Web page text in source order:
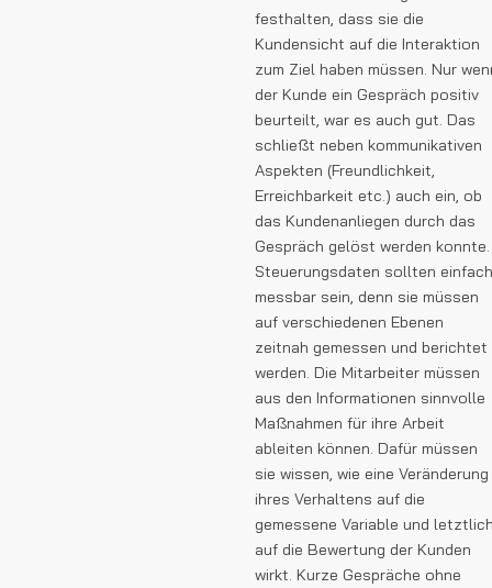
festhalten, dass sie die
Kundensicht auf die Interaktion
zum Ziel haben müssen. Nur
der Kunde ein Gespräch positiv
beurteilt, war es auch gut. Das
schließt neben kommunikativen
Aspekten (Freundlichkeit,
Erreichbarkeit etc.) auch ein, ob
das Kundenanliegen durch das
Gespräch gelöst werden konnte.
Steuerungsdaten sollten einfach
messbar sein, denn sie müssen
auf verschiedenen Ebenen
zeitnah gemessen und berichtet
werden. Die Mitarbeiter müssen
aus den Informationen sinnvolle
Maßnahmen für ihre Arbeit
ableiten können. Dafür müssen
sie wissen, wie eine Veränderung
ihres Verhaltens auf die
gemessene Variable und
auf die Bewertung der Kunden
wirkt. Kurze Gespräche ohne